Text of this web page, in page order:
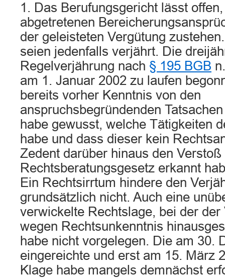
1. Das Berufungsgericht lässt
abgetretenen
der geleisteten Vergütung
seien jedenfalls verjährt. Die
Regelverjährung nach § 195 BGB
am 1. Januar 2002 zu laufen
bereits vorher Kenntnis von den
anspruchsbegründenden
habe gewusst, welche Tätigkeiten
habe und dass dieser kein
Zedent darüber hinaus den Verstoß
Rechtsberatungsgesetz erkannt
Ein Rechtsirrtum hindere den
grundsätzlich nicht. Auch eine
verwickelte Rechtslage, bei der der
wegen Rechtsunkenntnis
habe nicht vorgelegen. Die am 30.
eingereichte und erst am 15. März
Klage habe mangels demnächst